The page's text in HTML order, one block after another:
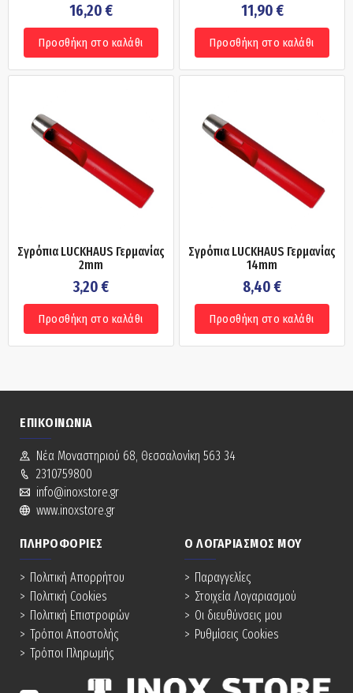
16,20€
Προσθήκη στο καλάθι
11,90€
Προσθήκη στο καλάθι
Σγρόπια LUCKHAUS Γερμανίας
2mm
3,20€
Προσθήκη στο καλάθι
Σγρόπια LUCKHAUS Γερμανίας
14mm
8,40€
Προσθήκη στο καλάθι
ΕΠΙΚΟΙΝΩΝΊΑ
Νέα Mοναστηριού 68, Θεσσαλονίκη 563 34
2310759800
info@inoxstore.gr
www.inoxstore.gr
ΠΛΗΡΟΦΟΡΊΕΣ
Πολιτική Απορρήτου
Πολιτική Cookies
Πολιτική Επιστροφών
Τρόποι Αποστολής
Τρόποι Πληρωμής
Ο ΛΟΓΑΡΙΑΣΜΌΣ ΜΟΥ
Παραγγελίες
Στοιχεία Λογαριασμού
Οι διευθύνσεις μου
Ρυθμίσεις Cookies